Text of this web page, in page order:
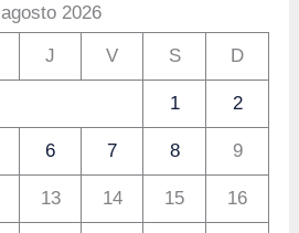
agosto 2026
J V S D
1 2
6 7 8 9
13 14 15 16